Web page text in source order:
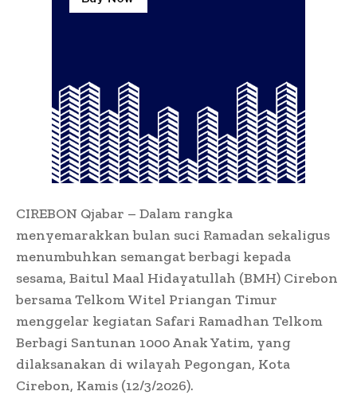
CIREBON Qjabar – Dalam rangka
menyemarakkan bulan suci Ramadan sekaligus
menumbuhkan semangat berbagi kepada
sesama, Baitul Maal Hidayatullah (BMH) Cirebon
bersama Telkom Witel Priangan Timur
menggelar kegiatan Safari Ramadhan Telkom
Berbagi Santunan 1000 Anak Yatim, yang
dilaksanakan di wilayah Pegongan, Kota
Cirebon, Kamis (12/3/2026).